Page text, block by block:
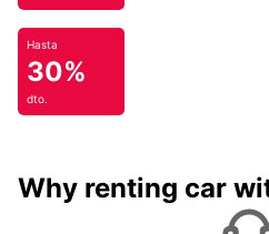
Hasta
30%
dto.
Why renting car